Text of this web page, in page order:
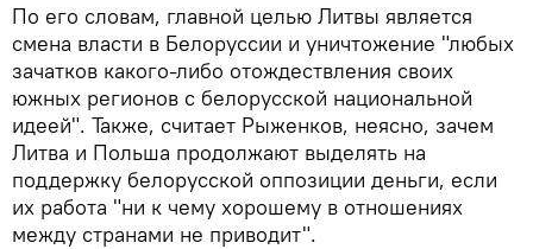
По его словам, главной целью Литвы является
смена власти в Белоруссии и уничтожение "любых
зачатков какого-либо отождествления своих
южных регионов с белорусской национальной
идеей". Также, считает Рыженков, неясно, зачем
Литва и Польша продолжают выделять на
поддержку белорусской оппозиции деньги, если
их работа "ни к чему хорошему в отношениях
между странами не приводит".